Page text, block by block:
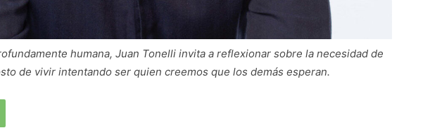
humana, Juan Tonelli invita a reflexionar sobre la necesidad de
de vivir intentando ser quien creemos que los demás esperan.